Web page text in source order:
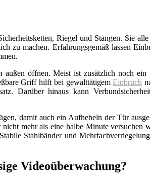
Riegel und Stangen. Sie
zu machen. Erfahrungsgemäß lassen
öffnen. Meist ist zusätzlich noch ein
Griff hilft bei gewalttätigemEinbruch
Darüber hinaus kann
damit auch ein Aufhebeln der Tür
mehr als eine halbe Minute versuchen
Stahlbänder und
Videoüberwachung?